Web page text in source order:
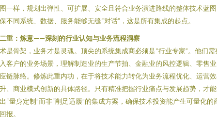
一样，规划出弹性、可扩展、安全且符合业务演进路线的整体技术蓝
不同系统、数据、服务能够无缝“对话”，这是所有集成的起点。
重：炼意——深刻的行业认知与业务流程洞察
是骨架，业务才是灵魂。顶尖的系统集成商必须是“行业专家”。他们需
客户的业务场景，理解制造业的生产节拍、金融业的风控逻辑、零售
链脉络。修炼此重内功，在于将技术能力转化为业务流程优化、运营
、商业模式创新的具体路径。只有精准把握行业痛点与发展趋势，才
“量身定制”而非“削足适履”的集成方案，确保技术投资能产生可量化的
报。